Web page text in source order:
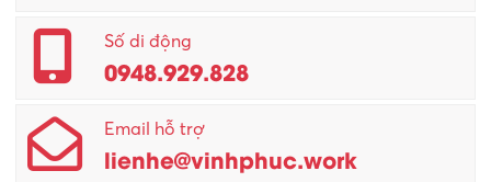
Số di động
0948.929.828
Email hỗ trợ
lienhe@vinhphuc.work